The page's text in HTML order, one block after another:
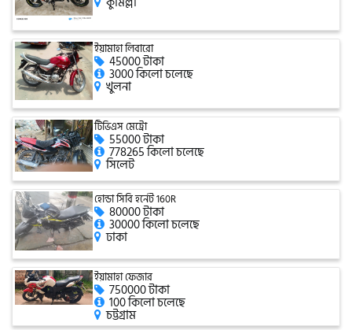
সিঙ্গার
এফবি মনডিয়াল
ডায়াং
গুড হুইল
ইয়ামাহা লিবারো
45000 টাকা
3000 কিলো চলেছে
খুলনা
টিভিএস মেট্রো
55000 টাকা
778265 কিলো চলেছে
সিলেট
হোন্ডা সিবি হর্নেট 160R
80000 টাকা
30000 কিলো চলেছে
ঢাকা
ইয়ামাহা ফেজার
750000 টাকা
100 কিলো চলেছে
চট্টগ্রাম